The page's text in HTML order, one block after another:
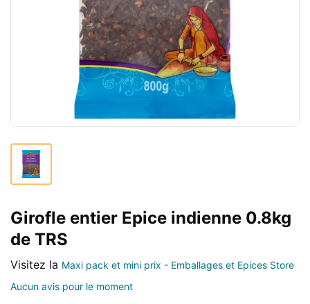
Girofle entier Epice indienne 0.8kg
de TRS
Visitez la Maxi pack et mini prix - Emballages et Epices Store
Aucun avis pour le moment